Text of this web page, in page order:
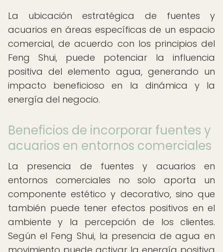
La ubicación estratégica de fuentes y
acuarios en áreas específicas de un espacio
comercial, de acuerdo con los principios del
Feng Shui, puede potenciar la influencia
positiva del elemento agua, generando un
impacto beneficioso en la dinámica y la
energía del negocio.
Beneficios de incorporar fuentes y
acuarios en entornos comerciales
La presencia de fuentes y acuarios en
entornos comerciales no solo aporta un
componente estético y decorativo, sino que
también puede tener efectos positivos en el
ambiente y la percepción de los clientes.
Según el Feng Shui, la presencia de agua en